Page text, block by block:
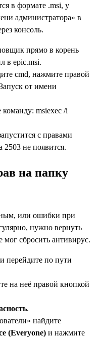
в формате .msi, у
администратора» в
консоль.
прямо в корень
в epic.msi.
cmd, нажмите правой
от имени
msiexec /i
с правами
не появится.
на папку
или ошибки при
нужно вернуть
мог сбросить антивирус.
перейдите по пути
на неё правой кнопкой
.
найдите
(Everyone) и нажмите